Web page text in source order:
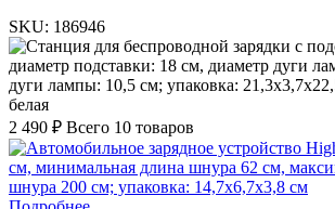
SKU: 186946
белая
2 490 ₽ Всего 10 товаров